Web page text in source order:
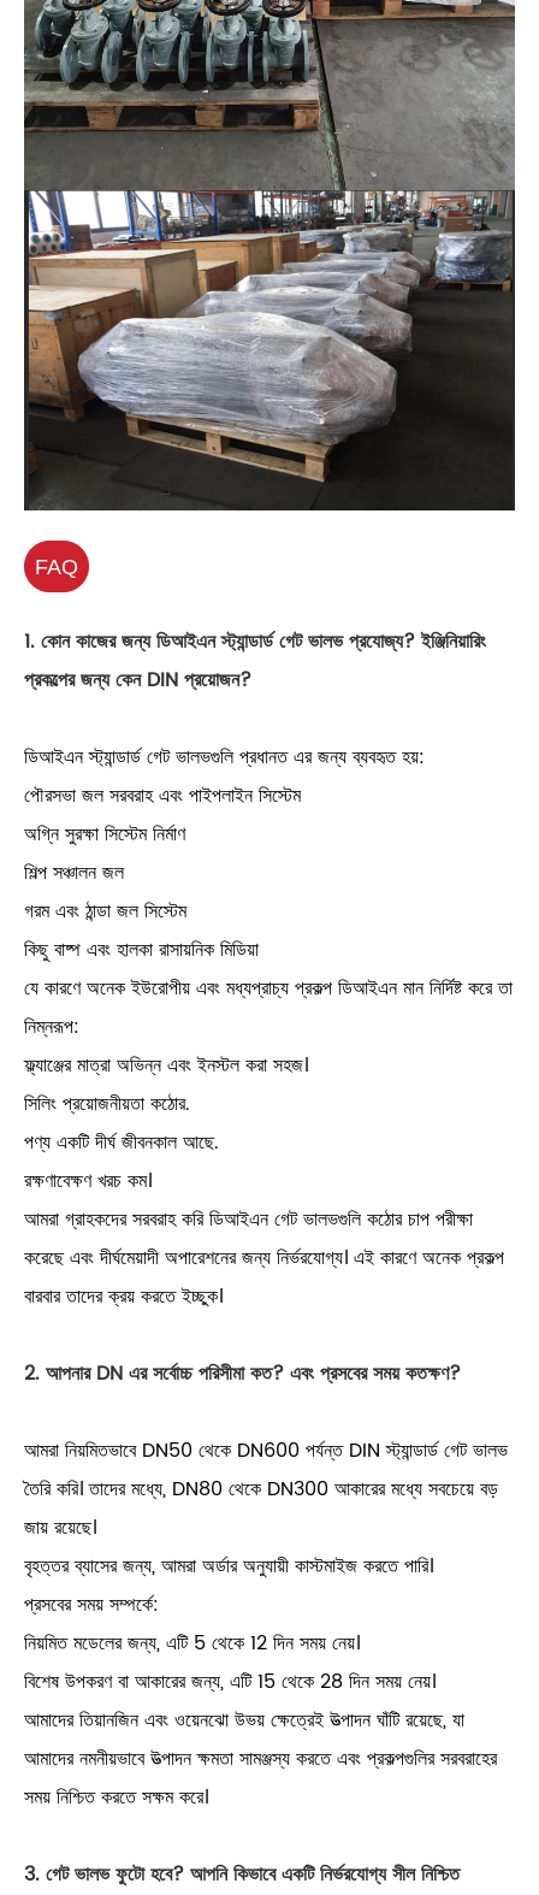
FAQ
1. কোন কাজের জন্য ডিআইএন স্ট্যান্ডার্ড গেট ভালভ প্রযোজ্য? ইঞ্জিনিয়ারিং
প্রকল্পের জন্য কেন DIN প্রয়োজন?
ডিআইএন স্ট্যান্ডার্ড গেট ভালভগুলি প্রধানত এর জন্য ব্যবহৃত হয়:
পৌরসভা জল সরবরাহ এবং পাইপলাইন সিস্টেম
অগ্নি সুরক্ষা সিস্টেম নির্মাণ
শিল্প সঞ্চালন জল
গরম এবং ঠান্ডা জল সিস্টেম
কিছু বাষ্প এবং হালকা রাসায়নিক মিডিয়া
যে কারণে অনেক ইউরোপীয় এবং মধ্যপ্রাচ্য প্রকল্প ডিআইএন মান নির্দিষ্ট করে তা
নিম্নরূপ:
ফ্ল্যাঞ্জের মাত্রা অভিন্ন এবং ইনস্টল করা সহজ।
সিলিং প্রয়োজনীয়তা কঠোর.
পণ্য একটি দীর্ঘ জীবনকাল আছে.
রক্ষণাবেক্ষণ খরচ কম।
আমরা গ্রাহকদের সরবরাহ করি ডিআইএন গেট ভালভগুলি কঠোর চাপ পরীক্ষা
করেছে এবং দীর্ঘমেয়াদী অপারেশনের জন্য নির্ভরযোগ্য। এই কারণে অনেক প্রকল্প
বারবার তাদের ক্রয় করতে ইচ্ছুক।
2. আপনার DN এর সর্বোচ্চ পরিসীমা কত? এবং প্রসবের সময় কতক্ষণ?
আমরা নিয়মিতভাবে DN50 থেকে DN600 পর্যন্ত DIN স্ট্যান্ডার্ড গেট ভালভ
তৈরি করি। তাদের মধ্যে, DN80 থেকে DN300 আকারের মধ্যে সবচেয়ে বড়
জায় রয়েছে।
বৃহত্তর ব্যাসের জন্য, আমরা অর্ডার অনুযায়ী কাস্টমাইজ করতে পারি।
প্রসবের সময় সম্পর্কে:
নিয়মিত মডেলের জন্য, এটি 5 থেকে 12 দিন সময় নেয়।
বিশেষ উপকরণ বা আকারের জন্য, এটি 15 থেকে 28 দিন সময় নেয়।
আমাদের তিয়ানজিন এবং ওয়েনঝো উভয় ক্ষেত্রেই উত্পাদন ঘাঁটি রয়েছে, যা
আমাদের নমনীয়ভাবে উত্পাদন ক্ষমতা সামঞ্জস্য করতে এবং প্রকল্পগুলির সরবরাহের
সময় নিশ্চিত করতে সক্ষম করে।
3. গেট ভালভ ফুটো হবে? আপনি কিভাবে একটি নির্ভরযোগ্য সীল নিশ্চিত